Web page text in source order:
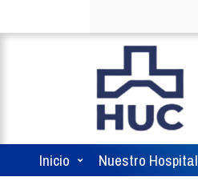
Inicio Nuestro Hospital